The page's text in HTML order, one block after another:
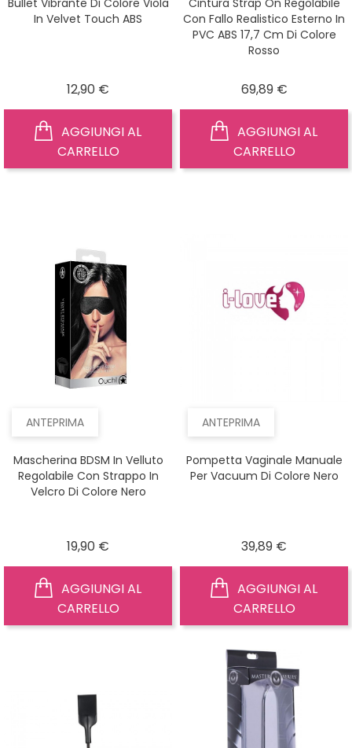
Bullet Vibrante Di Colore Viola
In Velvet Touch ABS
12,90 €
CARRELLO
Cintura Strap On Regolabile
Con Fallo Realistico Esterno In
PVC ABS 17,7 Cm Di Colore
Rosso
69,89 €Prezzo
CARRELLO
ANTEPRIMA
Mascherina BDSM In Velluto
Regolabile Con Strappo In
Velcro Di Colore Nero
19,90 €
CARRELLO
ANTEPRIMA
Pompetta Vaginale Manuale
Per Vacuum Di Colore Nero
39,89 €
CARRELLO